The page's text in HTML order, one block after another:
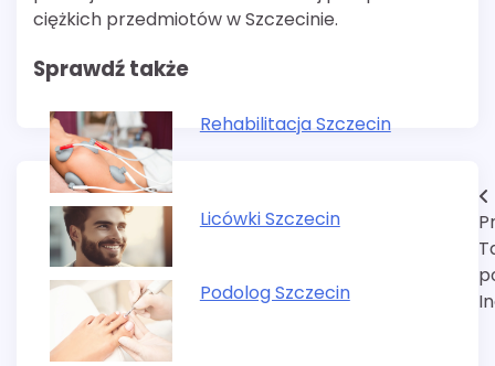
ciężkich przedmiotów w Szczecinie.
Sprawdź także
Rehabilitacja Szczecin
Licówki Szczecin
Podolog Szczecin
Nawigacja
wpisu